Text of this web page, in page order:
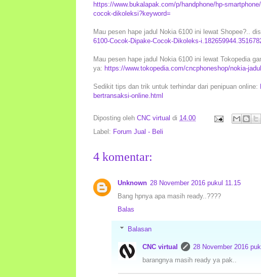
https://www.bukalapak.com/p/handphone/hp-
cocok-dikoleksi?keyword=
Mau pesen hape jadul Nokia 6100 ini lewat Shopee?..
6100-Cocok-Dipake-Cocok-Dikoleks-
Mau pesen hape jadul Nokia 6100 ini lewat Tokopedia
ya: https://www.tokopedia.com/cncphoneshop/nokia-
Sedikit tips dan trik untuk terhindar dari penipuan online:
bertransaksi-online.html
Diposting oleh CNC virtual di 14.00
Label: Forum Jual - Beli
4 komentar:
Unknown 28 November 2016 pukul 11.15
Bang hpnya apa masih ready..????
Balas
Balasan
CNC virtual
28 November 2016
barangnya masih ready ya pak..